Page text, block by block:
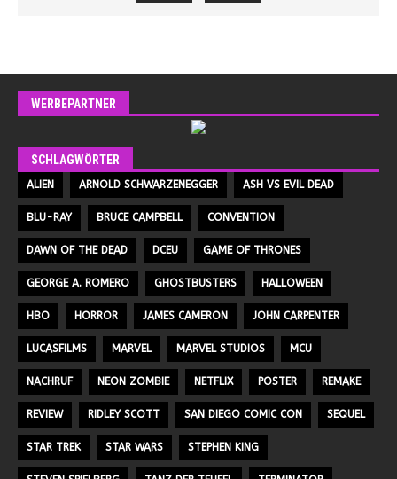
WERBEPARTNER
SCHLAGWÖRTER
ALIEN ARNOLD SCHWARZENEGGER ASH VS EVIL DEAD
BLU-RAY BRUCE CAMPBELL CONVENTION
DAWN OF THE DEAD DCEU GAME OF THRONES
GEORGE A. ROMERO GHOSTBUSTERS HALLOWEEN
HBO HORROR JAMES CAMERON JOHN CARPENTER
LUCASFILMS MARVEL MARVEL STUDIOS MCU
NACHRUF NEON ZOMBIE NETFLIX POSTER REMAKE
REVIEW RIDLEY SCOTT SAN DIEGO COMIC CON SEQUEL
STAR TREK STAR WARS STEPHEN KING